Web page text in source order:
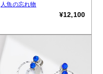
人魚の忘れ物
¥12,100